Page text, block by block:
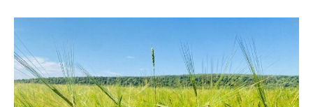
КОМУ ПРИНАДЛЕЖАТ
ТОРГОВЫЕ ЦЕНТРЫ
ТАТАРСТАНА
БЮДЖЕТ
ИНВЕСТИЦИИ
МАШИНОСТРОЕНИЕ
НЕФТЕХИМИЯ
НОВОСТИ АВТО
БИЗНЕС
НОВОСТИ БИЗНЕСА
ТЕХНОЛОГИИ